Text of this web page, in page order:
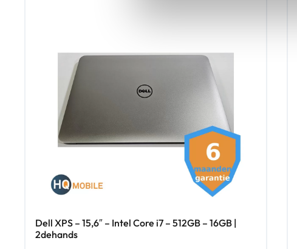
Dell XPS – 15,6″ – Intel Core i7 – 512GB – 16GB |
2dehands